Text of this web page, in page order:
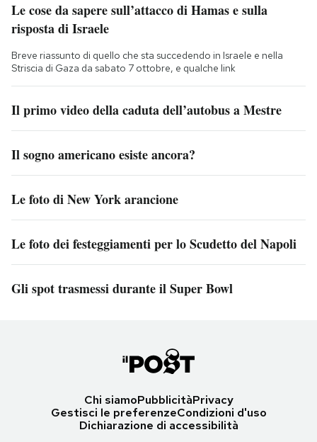
Le cose da sapere sull’attacco di Hamas e sulla
risposta di Israele
Breve riassunto di quello che sta succedendo in Israele e nella
Striscia di Gaza da sabato 7 ottobre, e qualche link
Il primo video della caduta dell’autobus a Mestre
Il sogno americano esiste ancora?
Le foto di New York arancione
Le foto dei festeggiamenti per lo Scudetto del Napoli
Gli spot trasmessi durante il Super Bowl
Chi siamoPubblicitàPrivacy
Gestisci le preferenzeCondizioni d'uso
Dichiarazione di accessibilità